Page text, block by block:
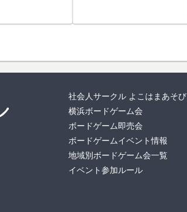
社会人サークル よこはまあそび
横浜ボードゲーム会
ボードゲーム即売会
ボードゲームイベント情報
地域別ボードゲーム会一覧
イベント参加ルール